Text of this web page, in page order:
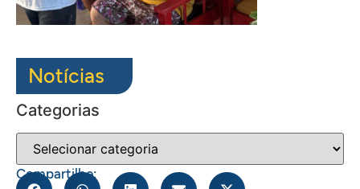
Notícias
Categorias
Compartilhe: